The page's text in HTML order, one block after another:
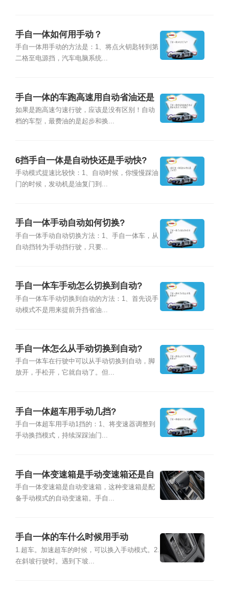
手自一体如何用手动？
手自一体用手动的方法是：1、将点火钥匙转到第
二格至电源挡，汽车电脑系统...
手自一体的车跑高速用自动省油还是
用手动省油？
如果是跑高速匀速行驶，应该是没有区别！自动
档的车型，最费油的是起步和换...
6挡手自一体是自动快还是手动快?
手动模式提速比较快：1、自动时候，你慢慢踩油
门的时候，发动机是油复门到...
手自一体手动自动如何切换?
手自一体手动自动切换方法：1、手自一体车，从
自动挡转为手动挡行驶，只要...
手自一体车手动怎么切换到自动?
手自一体车手动切换到自动的方法：1、首先说手
动模式不是用来提前升挡省油...
手自一体怎么从手动切换到自动?
手自一体车在行驶中可以从手动切换到自动，脚
放开，手松开，它就自动了。但...
手自一体超车用手动几挡?
手自一体超车用手动1挡的：1、将变速器调整到
手动换挡模式，持续深踩油门...
手自一体变速箱是手动变速箱还是自
动变速箱
手自一体变速箱是自动变速箱，这种变速箱是配
备手动模式的自动变速箱。手自...
手自一体的车什么时候用手动
1.超车。加速超车的时候，可以换入手动模式。2.
在斜坡行驶时。遇到下坡...